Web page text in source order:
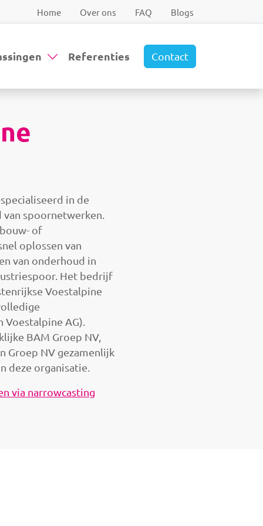
Referenties
Home Over ons FAQ Blogs
Contact
in de
spoornetwerken.
of
oplossen van
van onderhoud in
Het bedrijf
Voestalpine
AG).
BAM Groep NV,
Groep NV gezamenlijk
deze organisatie.
via narrowcasting